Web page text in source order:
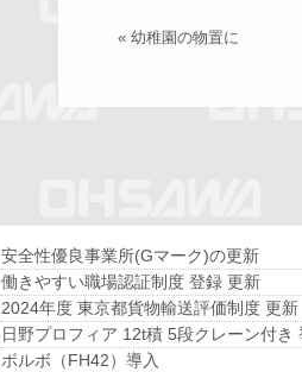
« 幼稚園の物置に
安全性優良事業所(Gマーク)の更新
働きやすい職場認証制度 登録 更新
2024年度 東京都貨物輸送評価制度 更新
日野プロフィア 12t積 5段クレーン付き
ボルボ（FH42）導入